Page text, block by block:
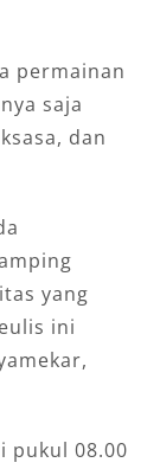
permainan
saja
dan
yang
ini
pukul 08.00